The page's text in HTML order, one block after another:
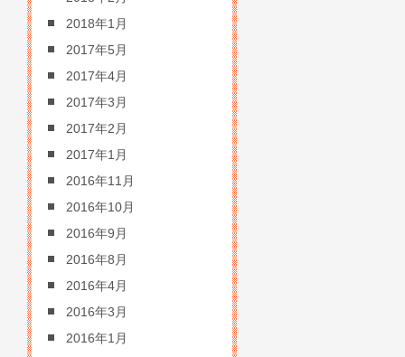
2018年1月
2017年5月
2017年4月
2017年3月
2017年2月
2017年1月
2016年11月
2016年10月
2016年9月
2016年8月
2016年4月
2016年3月
2016年1月